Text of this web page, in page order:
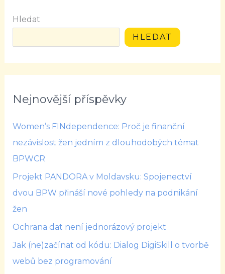
Hledat
HLEDAT
Nejnovější příspěvky
Women’s FINdependence: Proč je finanční
nezávislost žen jedním z dlouhodobých témat
BPWCR
Projekt PANDORA v Moldavsku: Spojenectví
dvou BPW přináší nové pohledy na podnikání
žen
Ochrana dat není jednorázový projekt
Jak (ne)začínat od kódu: Dialog DigiSkill o tvorbě
webů bez programování